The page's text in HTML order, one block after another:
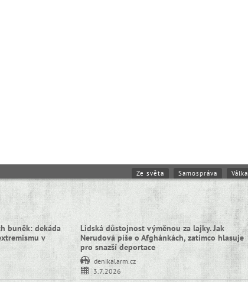
Ze světa Samospráva Válka
buněk: dekáda
v
Lidská důstojnost výměnou za lajky. Jak
Nerudová píše o Afghánkách, zatímco hlasuje
pro snazší deportace
denikalarm.cz
3.7.2026